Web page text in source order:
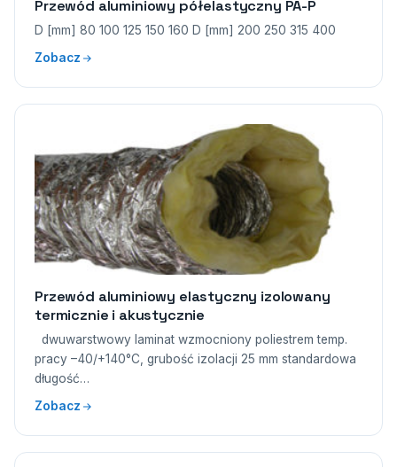
Przewód aluminiowy półelastyczny PA-P
D [mm] 80 100 125 150 160 D [mm] 200 250 315 400
Zobacz
Przewód aluminiowy elastyczny izolowany
termicznie i akustycznie
dwuwarstwowy laminat wzmocniony poliestrem temp.
pracy –40/+140°C, grubość izolacji 25 mm standardowa
długość…
Zobacz